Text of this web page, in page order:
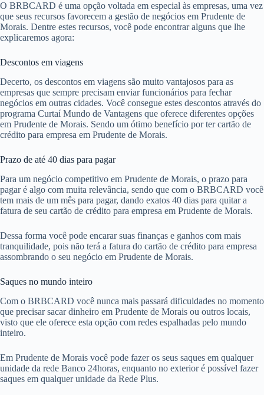
O BRBCARD é uma opção voltada em especial às empresas, uma vez
que seus recursos favorecem a gestão de negócios em Prudente de
Morais. Dentre estes recursos, você pode encontrar alguns que lhe
explicaremos agora:
Descontos em viagens
Decerto, os descontos em viagens são muito vantajosos para as
empresas que sempre precisam enviar funcionários para fechar
negócios em outras cidades. Você consegue estes descontos através do
programa Curtaí Mundo de Vantagens que oferece diferentes opções
em Prudente de Morais. Sendo um ótimo benefício por ter cartão de
crédito para empresa em Prudente de Morais.
Prazo de até 40 dias para pagar
Para um negócio competitivo em Prudente de Morais, o prazo para
pagar é algo com muita relevância, sendo que com o BRBCARD você
tem mais de um mês para pagar, dando exatos 40 dias para quitar a
fatura de seu cartão de crédito para empresa em Prudente de Morais.
Dessa forma você pode encarar suas finanças e ganhos com mais
tranquilidade, pois não terá a fatura do cartão de crédito para empresa
assombrando o seu negócio em Prudente de Morais.
Saques no mundo inteiro
Com o BRBCARD você nunca mais passará dificuldades no momento
que precisar sacar dinheiro em Prudente de Morais ou outros locais,
visto que ele oferece esta opção com redes espalhadas pelo mundo
inteiro.
Em Prudente de Morais você pode fazer os seus saques em qualquer
unidade da rede Banco 24horas, enquanto no exterior é possível fazer
saques em qualquer unidade da Rede Plus.